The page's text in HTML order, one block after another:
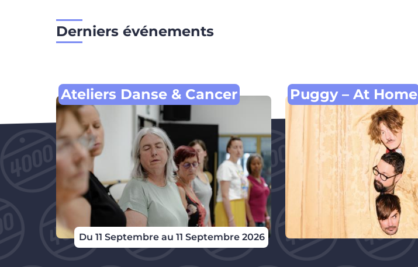
Derniers événements
Du 11 Septembre au 11 Septembre 2026
Ateliers Danse & Cancer Puggy – At Home